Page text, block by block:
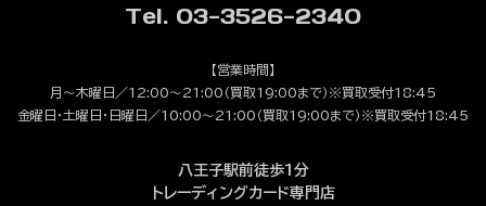
Tel. 03-3526-2340
【営業時間】
月～木曜日／12:00～21:00（買取19:00まで）※買取受付18:45
金曜日・土曜日・日曜日／10:00～21:00（買取19:00まで）※買取受付18:45
八王子駅前徒歩1分
トレーディングカード専門店